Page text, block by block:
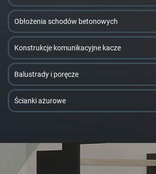
Obłożenia schodów betonowych
Konstrukcje komunikacyjne kacze
Balustrady i poręcze
Ścianki ażurowe